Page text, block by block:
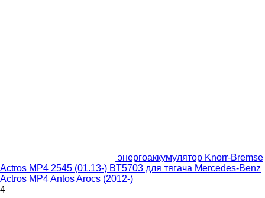
энергоаккумулятор Knorr-Bremse
Actros MP4 2545 (01.13-) BT5703 для тягача Mercedes-Benz
Actros MP4 Antos Arocs (2012-)
4